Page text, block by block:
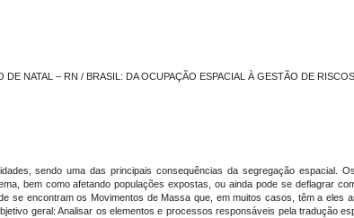
NATAL – RN / BRASIL: DA OCUPAÇÃO ESPACIAL À GESTÃO DE
sendo uma das principais consequências da segregação espacial.
bem como afetando populações expostas, ou ainda pode se deflagrar
se encontram os Movimentos de Massa que, em muitos casos, têm a eles
geral: Analisar os elementos e processos responsáveis pela tradução